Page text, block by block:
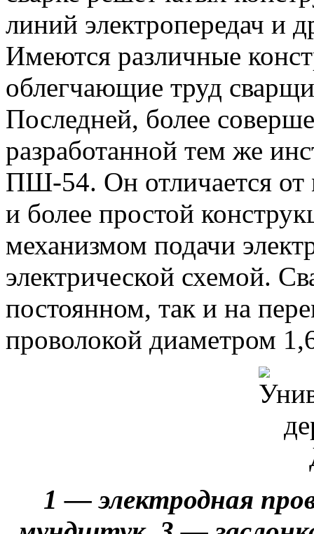
линий электропередач и
Имеются различные
облегчающие труд
Последней, более
разработанной тем же
ПШ-54. Он отличается
и более простой
механизмом подачи
электрической схемой.
постоянном, так и на
проволокой диаметром
1 — электродная